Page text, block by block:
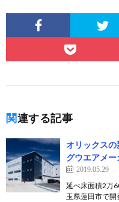
関連する記事
オリックス
グウエアメ
2019.05.29
延べ床面積2万
玉県蓮田市で